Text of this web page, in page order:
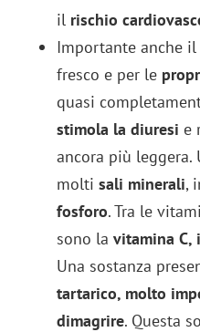
il rischio
Importante anche
fresco e per le
quasi
stimola la diuresi e
ancora più
moltisali minerali,
fosforo. Tra le
sono lavitamina
Una sostanza
tartarico, molto
dimagrire. Questa